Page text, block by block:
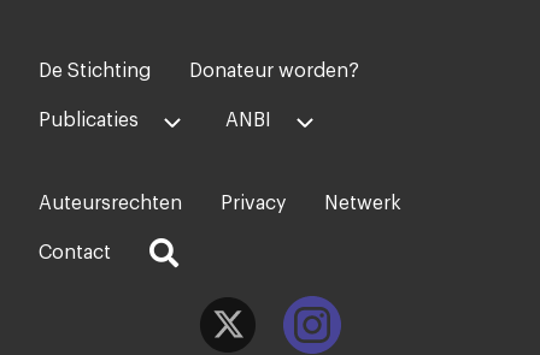
Voet
midden
De Stichting Donateur worden?
Publicaties ANBI
Voet
rechts
Auteursrechten Privacy Netwerk
Contact